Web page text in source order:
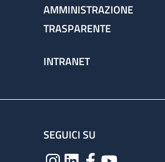
AMMINISTRAZIONE
TRASPARENTE
INTRANET
SEGUICI SU